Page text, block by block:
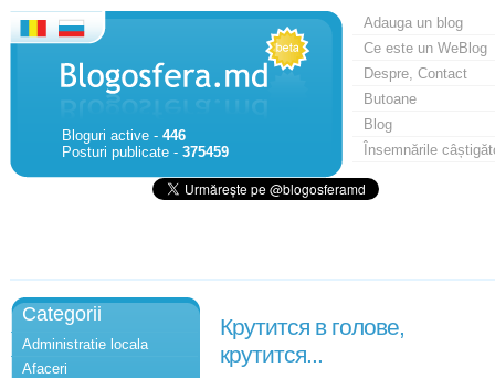
Bloguri active - 446
Posturi publicate - 375459
Adauga un blog
Ce este un WeBlog
Despre, Contact
Butoane
Blog
Însemnările
Categorii
Administratie locala
Afaceri
Крутится в голове,
крутится...